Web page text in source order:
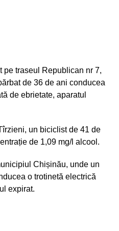
pe traseul Republican nr 7,
de 36 de ani conducea
de ebrietate, aparatul
un biciclist de 41 de
de 1,09 mg/l alcool.
Chișinău, unde un
o trotinetă electrică
expirat.